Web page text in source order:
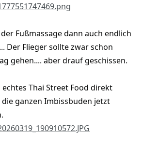
Fußmassage dann auch endlich
Der Flieger sollte zwar schon
gehen.... aber drauf geschissen.
Thai Street Food direkt
ganzen Imbissbuden jetzt